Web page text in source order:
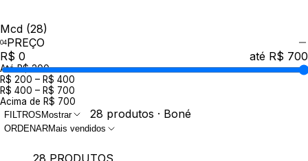
Mcd (28)
PREÇO
R$ 0
até R$ 700
Até R$ 200
R$ 200 – R$ 400
R$ 400 – R$ 700
Acima de R$ 700
FILTROS Mostrar 28 produtos · Boné
ORDENARMais vendidos
28 PRODUTOS